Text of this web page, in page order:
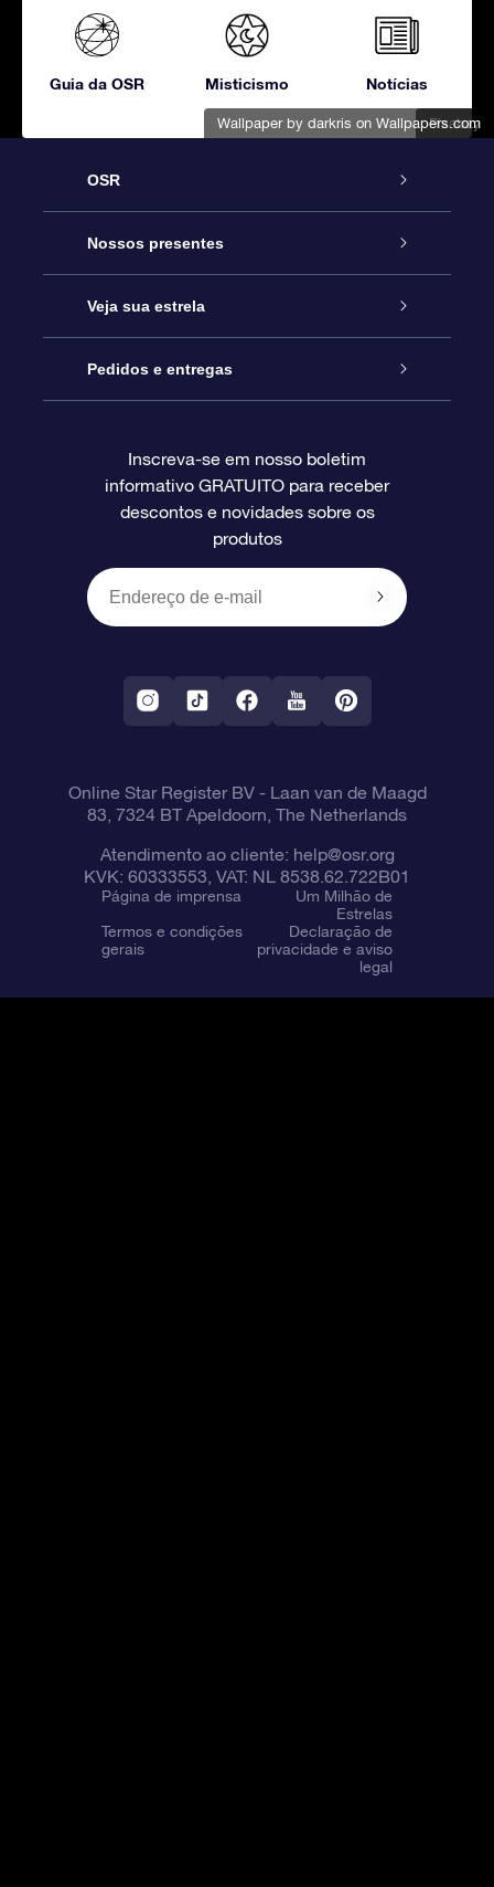
Pixabay
Wallpaper by darkris on Wallpapers.com
Guia da OSR Misticismo Notícias
OSR
Serviço
Entre em contato conosco
Blog
Avaliações
Nossos presentes
Presente estrelar on-line
Pacote de presente da OSR
O cartão de presente da OSR
Presentes corporativos
Veja sua estrela
Star Register
Página estelar personalizada
Um Milhão de Estrelas
OSR Starsaver
Aplicativo RV Fly me to the stars
Pedidos e entregas
Informações de pagamento
Política de devolução
Constelações
Inscreva-se em nosso boletim
informativo GRATUITO para receber
descontos e novidades sobre os
produtos
Online Star Register BV- Laan van de Maagd
83, 7324 BT Apeldoorn, The Netherlands
Atendimento ao cliente: help@osr.org
KVK: 60333553, VAT: NL 8538.62.722B01
Página de imprensa
Um Milhão de
Estrelas
Termos e condições
gerais
Declaração de
privacidade e aviso
legal